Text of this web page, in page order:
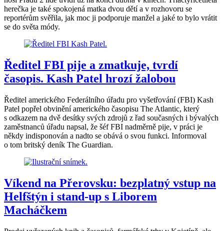
herečka je také spokojená matka dvou dětí a v rozhovoru se
reportérům svěřila, jak moc ji podporuje manžel a jaké to bylo vrátit
se do světa módy.
Ředitel FBI pije a zmatkuje, tvrdí
časopis. Kash Patel hrozí žalobou
Ředitel amerického Federálního úřadu pro vyšetřování (FBI) Kash
Patel popřel obvinění amerického časopisu The Atlantic, který
s odkazem na dvě desítky svých zdrojů z řad současných i bývalých
zaměstnanců úřadu napsal, že šéf FBI nadměrně pije, v práci je
někdy indisponován a nadto se obává o svou funkci. Informoval
o tom britský deník The Guardian.
Víkend na Přerovsku: bezplatný vstup na
Helfštýn i stand-up s Liborem
Macháčkem